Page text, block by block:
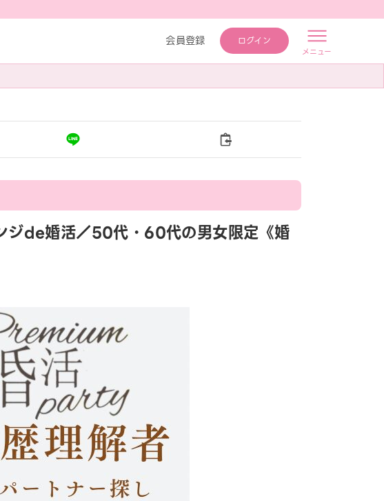
メニュー
会員登録 ログイン
de婚活／50代・60代の男女限定《婚